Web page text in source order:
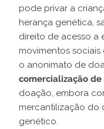
pode privar a
herança genética,
direito de acesso a
movimentos
o anonimato de
comercialização
doação, embora
mercantilização do
genético.